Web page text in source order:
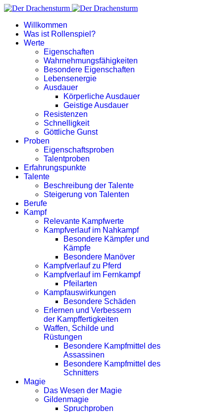
Willkommen
Was ist Rollenspiel?
Werte
Eigenschaften
Wahrnehmungsfähigkeiten
Besondere Eigenschaften
Lebensenergie
Ausdauer
Körperliche Ausdauer
Geistige Ausdauer
Resistenzen
Schnelligkeit
Göttliche Gunst
Proben
Eigenschaftsproben
Talentproben
Erfahrungspunkte
Talente
Beschreibung der Talente
Steigerung von Talenten
Berufe
Kampf
Relevante Kampfwerte
Kampfverlauf im Nahkampf
Besondere Kämpfer und
Kämpfe
Besondere Manöver
Kampfverlauf zu Pferd
Kampfverlauf im Fernkampf
Pfeilarten
Kampfauswirkungen
Besondere Schäden
Erlernen und Verbessern
der Kampffertigkeiten
Waffen, Schilde und
Rüstungen
Besondere Kampfmittel des
Assassinen
Besondere Kampfmittel des
Schnitters
Magie
Das Wesen der Magie
Gildenmagie
Spruchproben